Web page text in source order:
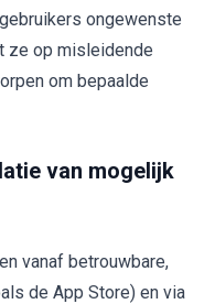
ongewenste
ze op misleidende
om bepaalde
van mogelijk
vanaf betrouwbare,
de App Store) en via